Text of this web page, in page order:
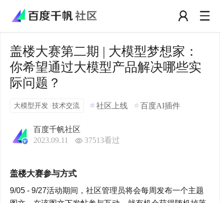
盖楼大赛第二期 | 大模型梦想家：
你希望通过大模型产品解决哪些实
际问题？
大模型开发 /技术交流 社区上线 百度AI插件
百度千帆社区
2023.09.11
37513看过
盖楼大赛参与方式
9/05 - 9/27活动期间，社区管理员将会每周发布一个主题